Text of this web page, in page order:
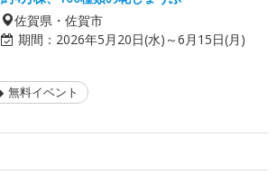
佐賀県・佐賀市
期間： 2026年5月20日(水)～6月15日(月)
無料イベント